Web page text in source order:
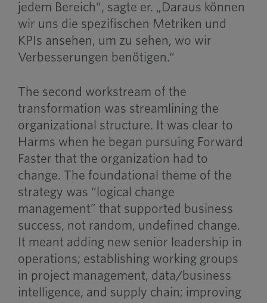
jedem Bereich“, sagte er. „Daraus können
wir uns die spezifischen Metriken und
KPIs ansehen, um zu sehen, wo wir
Verbesserungen benötigen.“
The second workstream of the
transformation was streamlining the
organizational structure. It was clear to
Harms when he began pursuing Forward
Faster that the organization had to
change. The foundational theme of the
strategy was “logical change
management” that supported business
success, not random, undefined change.
It meant adding new senior leadership in
operations; establishing working groups
in project management, data/business
intelligence, and supply chain; improving